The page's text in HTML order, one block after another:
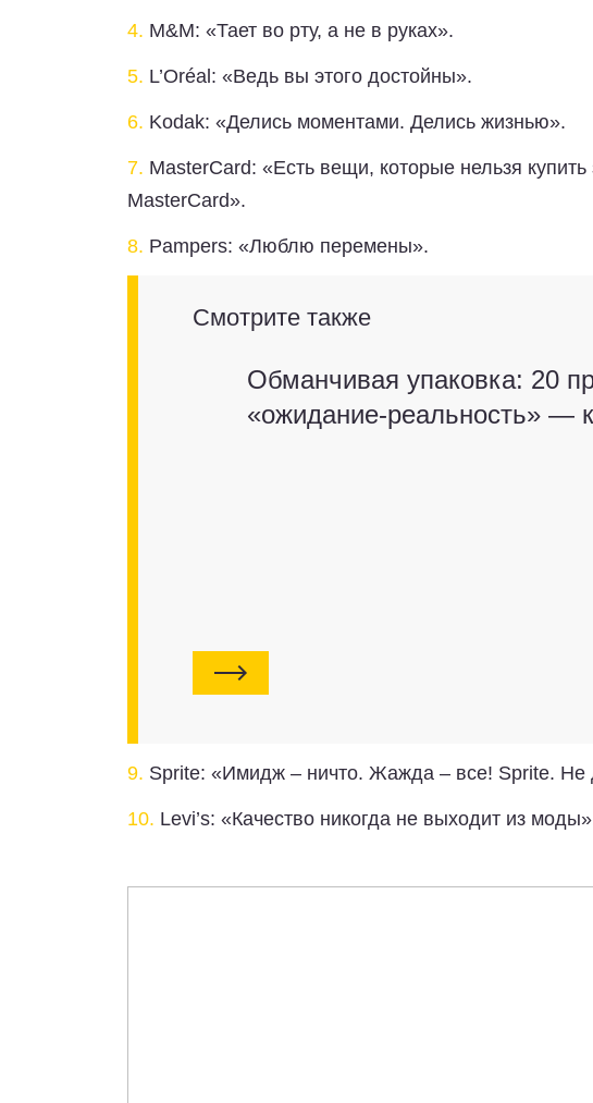
4. M&M: «Тает во рту, а не в руках».
5. L’Oréal: «Ведь вы этого достойны».
6. Kodak: «Делись моментами. Делись жизнью».
7. MasterCard: «Есть вещи, которые нельзя купить
MasterCard».
8. Pampers: «Люблю перемены».
Смотрите также
Обманчивая упаковка: 20
«ожидание-реальность» —
9. Sprite: «Имидж – ничто. Жажда – все! Sprite. Не
10. Levi’s: «Качество никогда не выходит из